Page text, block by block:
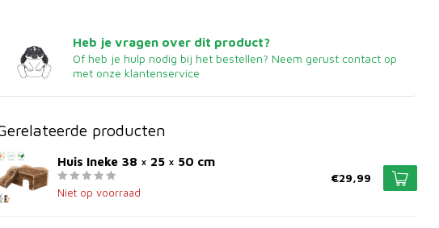
Heb je vragen over dit product?
Of heb je hulp nodig bij het bestellen? Neem gerust contact op
met onze klantenservice
producten
Huis Ineke 38 × 25 × 50 cm
Niet op voorraad
€29,99